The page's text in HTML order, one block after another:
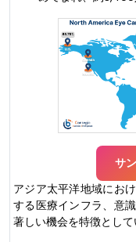
サ
アジア太平洋地域にお
する医療インフラ、意
著しい機会を特徴として